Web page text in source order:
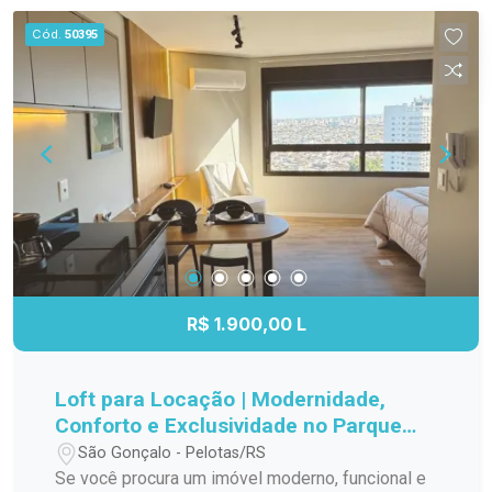
boa infraestrutura de lazer, este imóvel reúne
características que favorecem uma rotina
confortável e funcional. Entre em contato para
mais informações e agende sua visita.
lazer para toda a família. Entre em contato e
agende sua visita! Seu novo lar pode estar aqui.
Cód. 50395
R$ 1.900,00 L
Loft para Locação | Modernidade,
Conforto e Exclusividade no Parque
UnaSão Gonçalo - Pelotas/RS
Se você procura um imóvel moderno, funcional e